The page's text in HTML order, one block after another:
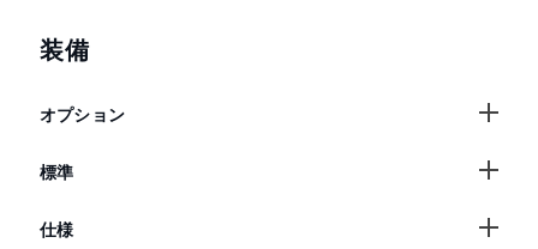
装備
オプション
標準
仕様